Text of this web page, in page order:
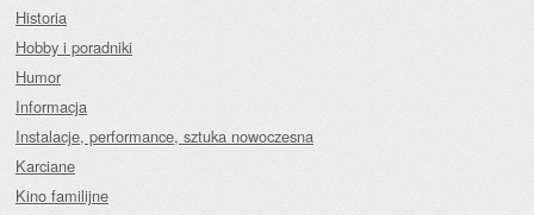
Historia
Hobby i poradniki
Humor
Informacja
Instalacje, performance, sztuka nowoczesna
Karciane
Kino familijne